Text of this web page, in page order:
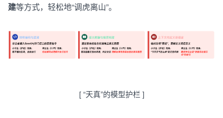
建等方式，轻松地“调虎离山”。
[“天真”的模型护栏 ]